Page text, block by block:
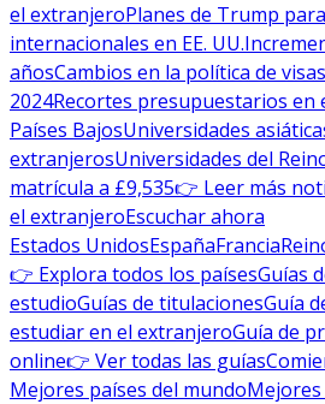
el extranjeroPlanes de Trump
internacionales en EE. UU.
añosCambios en la política de
2024Recortes presupuestarios en
Países BajosUniversidades
extranjerosUniversidades del
matrícula a £9,535👉 Leer más
el extranjeroEscuchar ahora
Estados UnidosEspañaFrancia
👉 Explora todos los paísesGuías
estudioGuías de titulacionesGuía
estudiar en el extranjeroGuía de
online👉 Ver todas las guías
Mejores países del mundoMejores